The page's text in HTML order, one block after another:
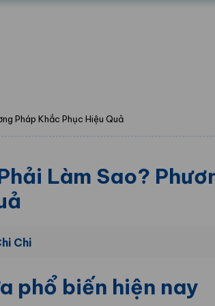
Pháp Khắc Phục Hiệu Quả
Làm Sao?
Chi
phổ biến hiện nay